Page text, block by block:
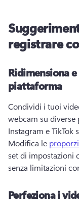
registrare
Ridimensiona
piattaforma
Condividi i tuoi
webcam su diverse
Modifica le
set di impostazioni
senza limitazioni
Perfeziona i